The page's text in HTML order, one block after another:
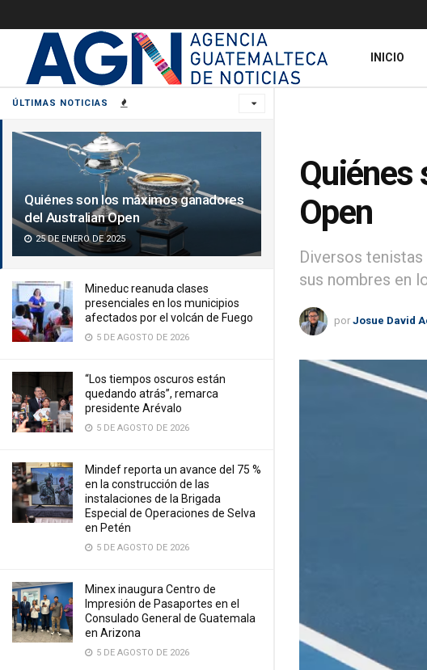
ÚLTIMAS NOTICIAS
Quiénes son los máximos ganadores
del Australian Open
25 DE ENERO DE 2025
Mineduc reanuda clases
presenciales en los municipios
afectados por el volcán de Fuego
5 DE AGOSTO DE 2026
“Los tiempos oscuros están
quedando atrás”, remarca
presidente Arévalo
5 DE AGOSTO DE 2026
Mindef reporta un avance del 75 %
en la construcción de las
instalaciones de la Brigada
Especial de Operaciones de Selva
en Petén
5 DE AGOSTO DE 2026
Minex inaugura Centro de
Impresión de Pasaportes en el
Consulado General de Guatemala
en Arizona
5 DE AGOSTO DE 2026
INICIO
Quiénes
Open
Diversos
sus nombres en
por Josue David